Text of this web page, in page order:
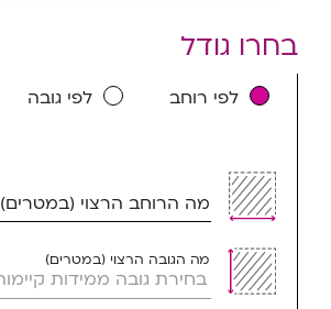
בחרו גודל
לפי רוחב לפי גובה
מה הרוחב הרצוי (במטרים)
מה הגובה הרצוי (במטרים)